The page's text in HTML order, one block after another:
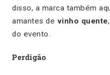
disso, a marca também
amantes de vinho quente
do evento.
Perdigão